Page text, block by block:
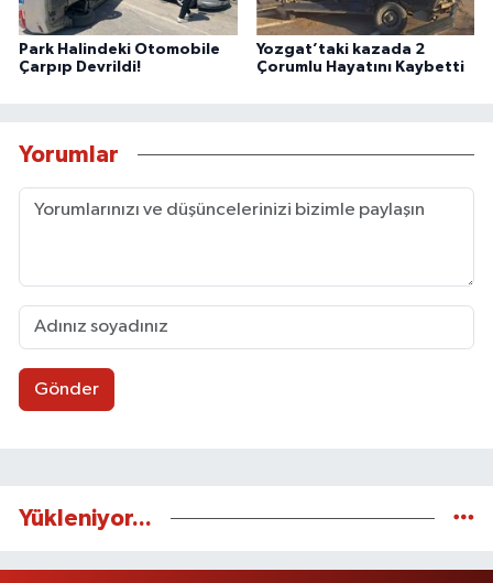
Park Halindeki Otomobile
Çarpıp Devrildi!
Yozgat’taki kazada 2
Çorumlu Hayatını Kaybetti
Yorumlar
Gönder
Yükleniyor...